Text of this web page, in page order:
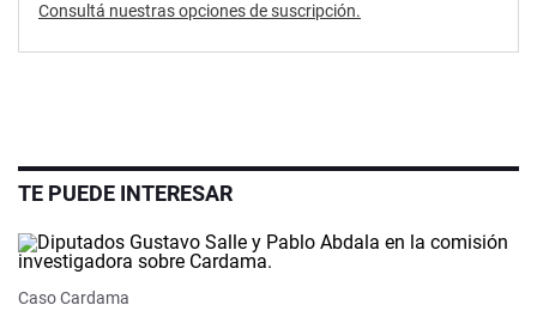
Consultá nuestras opciones de suscripción.
TE PUEDE INTERESAR
Caso Cardama